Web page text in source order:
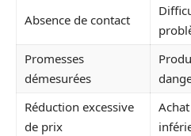
Absence de contact
Promesses
démesurées
Réduction excessive
de prix